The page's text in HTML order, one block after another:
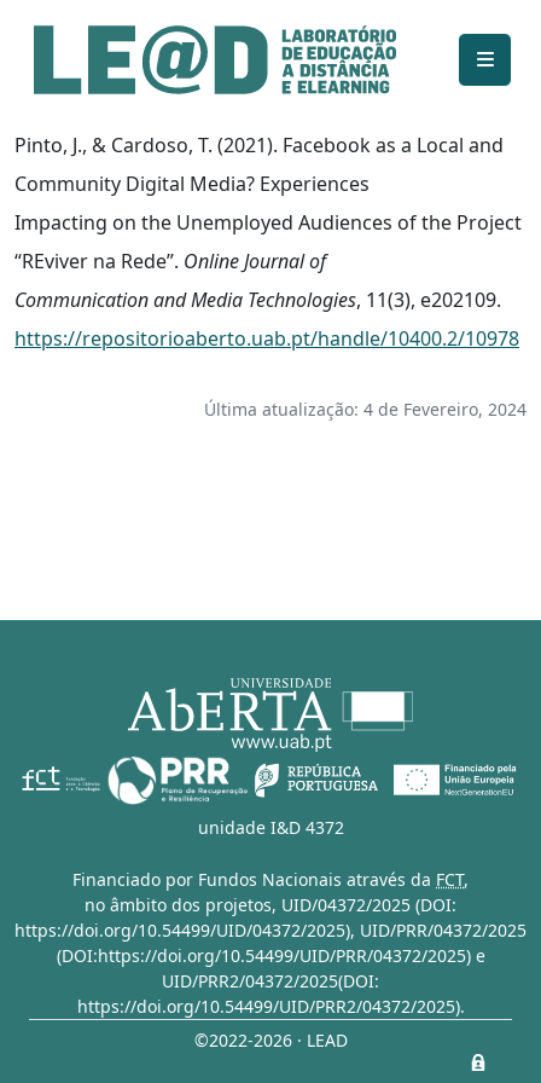
Ir para o conteúdo principal
Informações de acessibilidade
Mapa do site
Pinto, J., & Cardoso, T. (2021). Facebook as a Local and
Community Digital Media? Experiences
Impacting on the Unemployed Audiences of the Project
“REviver na Rede”. Online Journal of
Communication and Media Technologies, 11(3), e202109.
https://repositorioaberto.uab.pt/handle/10400.2/10978
Última atualização: 4 de Fevereiro, 2024
unidade I&D 4372
Financiado por Fundos Nacionais através da FCT,
no âmbito dos projetos, UID/04372/2025 (DOI:
https://doi.org/10.54499/UID/04372/2025), UID/PRR/04372/2025
(DOI:https://doi.org/10.54499/UID/PRR/04372/2025)e
UID/PRR2/04372/2025(DOI:
https://doi.org/10.54499/UID/PRR2/04372/2025).
©2022-2026 · LEAD